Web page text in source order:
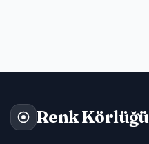
Renk Körlüğü